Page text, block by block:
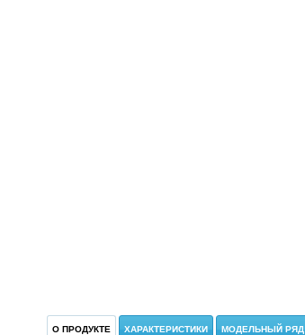
О ПРОДУКТЕ ХАРАКТЕРИСТИКИ МОДЕЛЬНЫЙ РЯД